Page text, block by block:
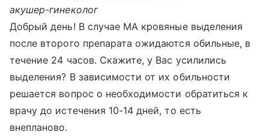
акушер-гинеколог
Добрый день! В случае МА кровяные выделения
после второго препарата ожидаются обильные, в
течение 24 часов. Скажите, у Вас усилились
выделения? В зависимости от их обильности
решается вопрос о необходимости обратиться к
врачу до истечения 10-14 дней, то есть
внепланово.